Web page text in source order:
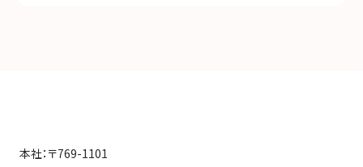
本社：〒769-1101